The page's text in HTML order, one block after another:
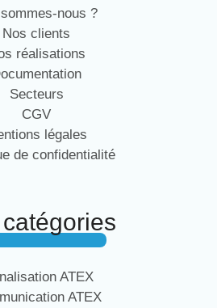
nous ?
Nos clients
réalisations
Secteurs
CGV
légales
de confidentialité
ATEX
ATEX